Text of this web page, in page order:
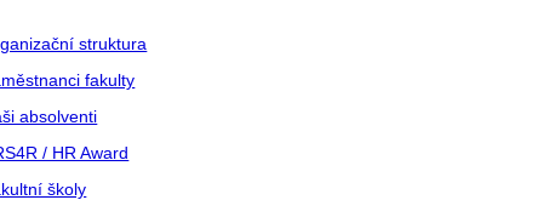
struktura
fakulty
absolventi
/ HR Award
školy